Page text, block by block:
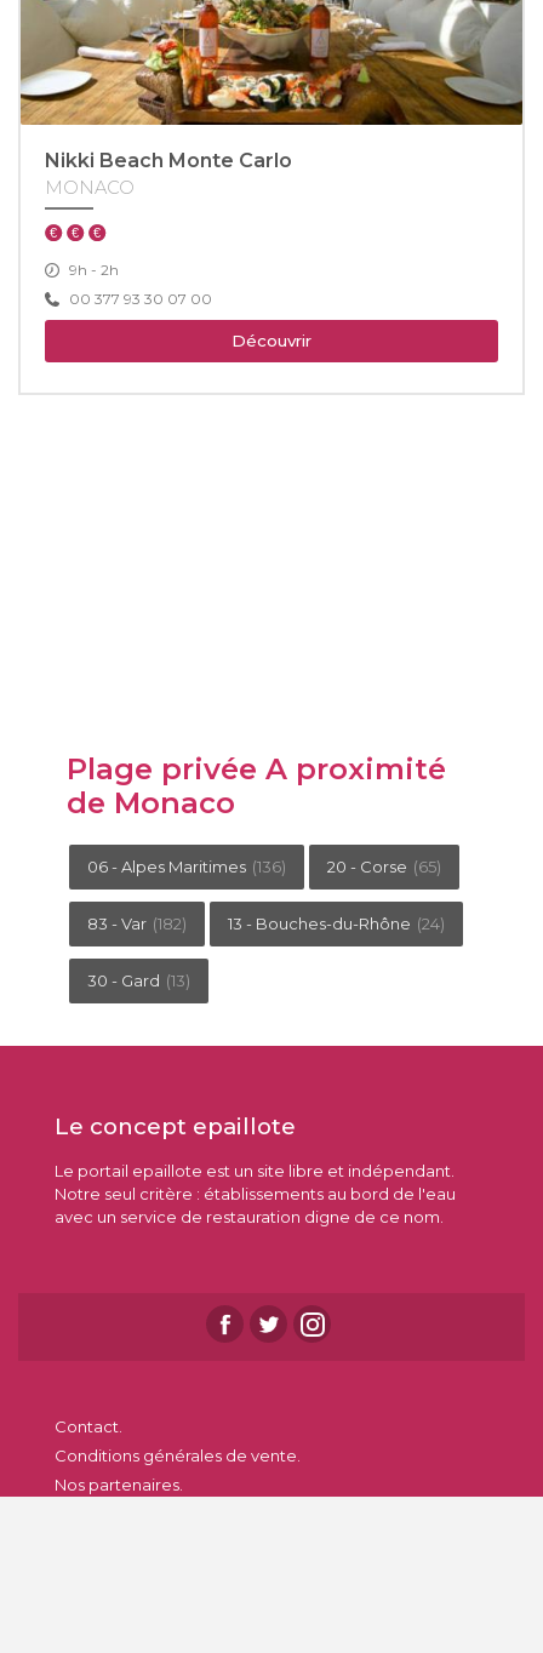
Nikki Beach Monte Carlo
MONACO
9h - 2h
00 377 93 30 07 00
Découvrir
Plage privée A proximité
de Monaco
06 - Alpes Maritimes (136) 20 - Corse (65)
83 - Var (182) 13 - Bouches-du-Rhône (24)
30 - Gard (13)
Le concept epaillote
Le portail epaillote est un site libre et indépendant.
Notre seul critère : établissements au bord de l'eau
avec un service de restauration digne de ce nom.
Contact.
Conditions générales de vente.
Nos partenaires.